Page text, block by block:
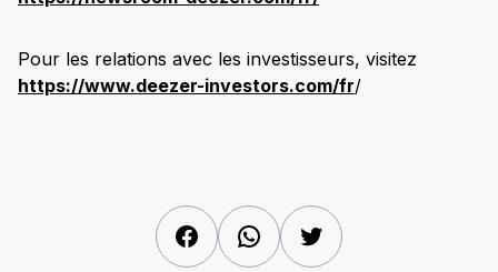
Pour les relations avec les investisseurs, visitez
https://www.deezer-investors.com/fr/
FacebookWhatsAppTwitter